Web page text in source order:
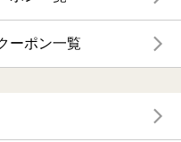
ーポン一覧